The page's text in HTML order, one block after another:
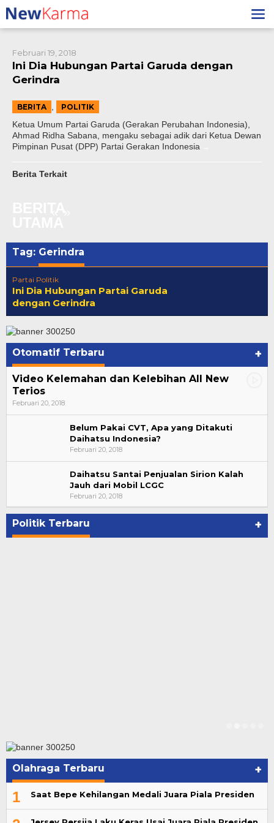
Lewati
ke
konten
Februari 19, 2018
Ini Dia Hubungan Partai Garuda dengan
Gerindra
BERITA POLITIK
Ketua Umum Partai Garuda (Gerakan Perubahan Indonesia),
Ahmad Ridha Sabana, mengaku sebagai adik dari Ketua Dewan
Pimpinan Pusat (DPP) Partai Gerakan Indonesia
Berita Terkait
Sediakan
Tag: Gerindra
Partai Politik
Ini Dia Hubungan Partai Garuda
dengan Gerindra
Otomatif Terbaru +
Video Kelemahan dan Kelebihan All New
Terios
Februari 20, 2018
Belum Pakai CVT, Apa yang Ditakuti
Daihatsu Indonesia?
Februari 20, 2018
Daihatsu Santai Penjualan Sirion Kalah
Jauh dari Mobil LCGC
Februari 20, 2018
Politik Terbaru +
Bupati Ahmad Hijazi, Hadiri Paripurna Hasil
Penetapan Paslon Bupati dan Wabup Te…
Di NASIONAL, POLITIK, REJANG LEBONG
Olahraga Terbaru +
1 Saat Bepe Kehilangan Medali Juara Piala Presiden